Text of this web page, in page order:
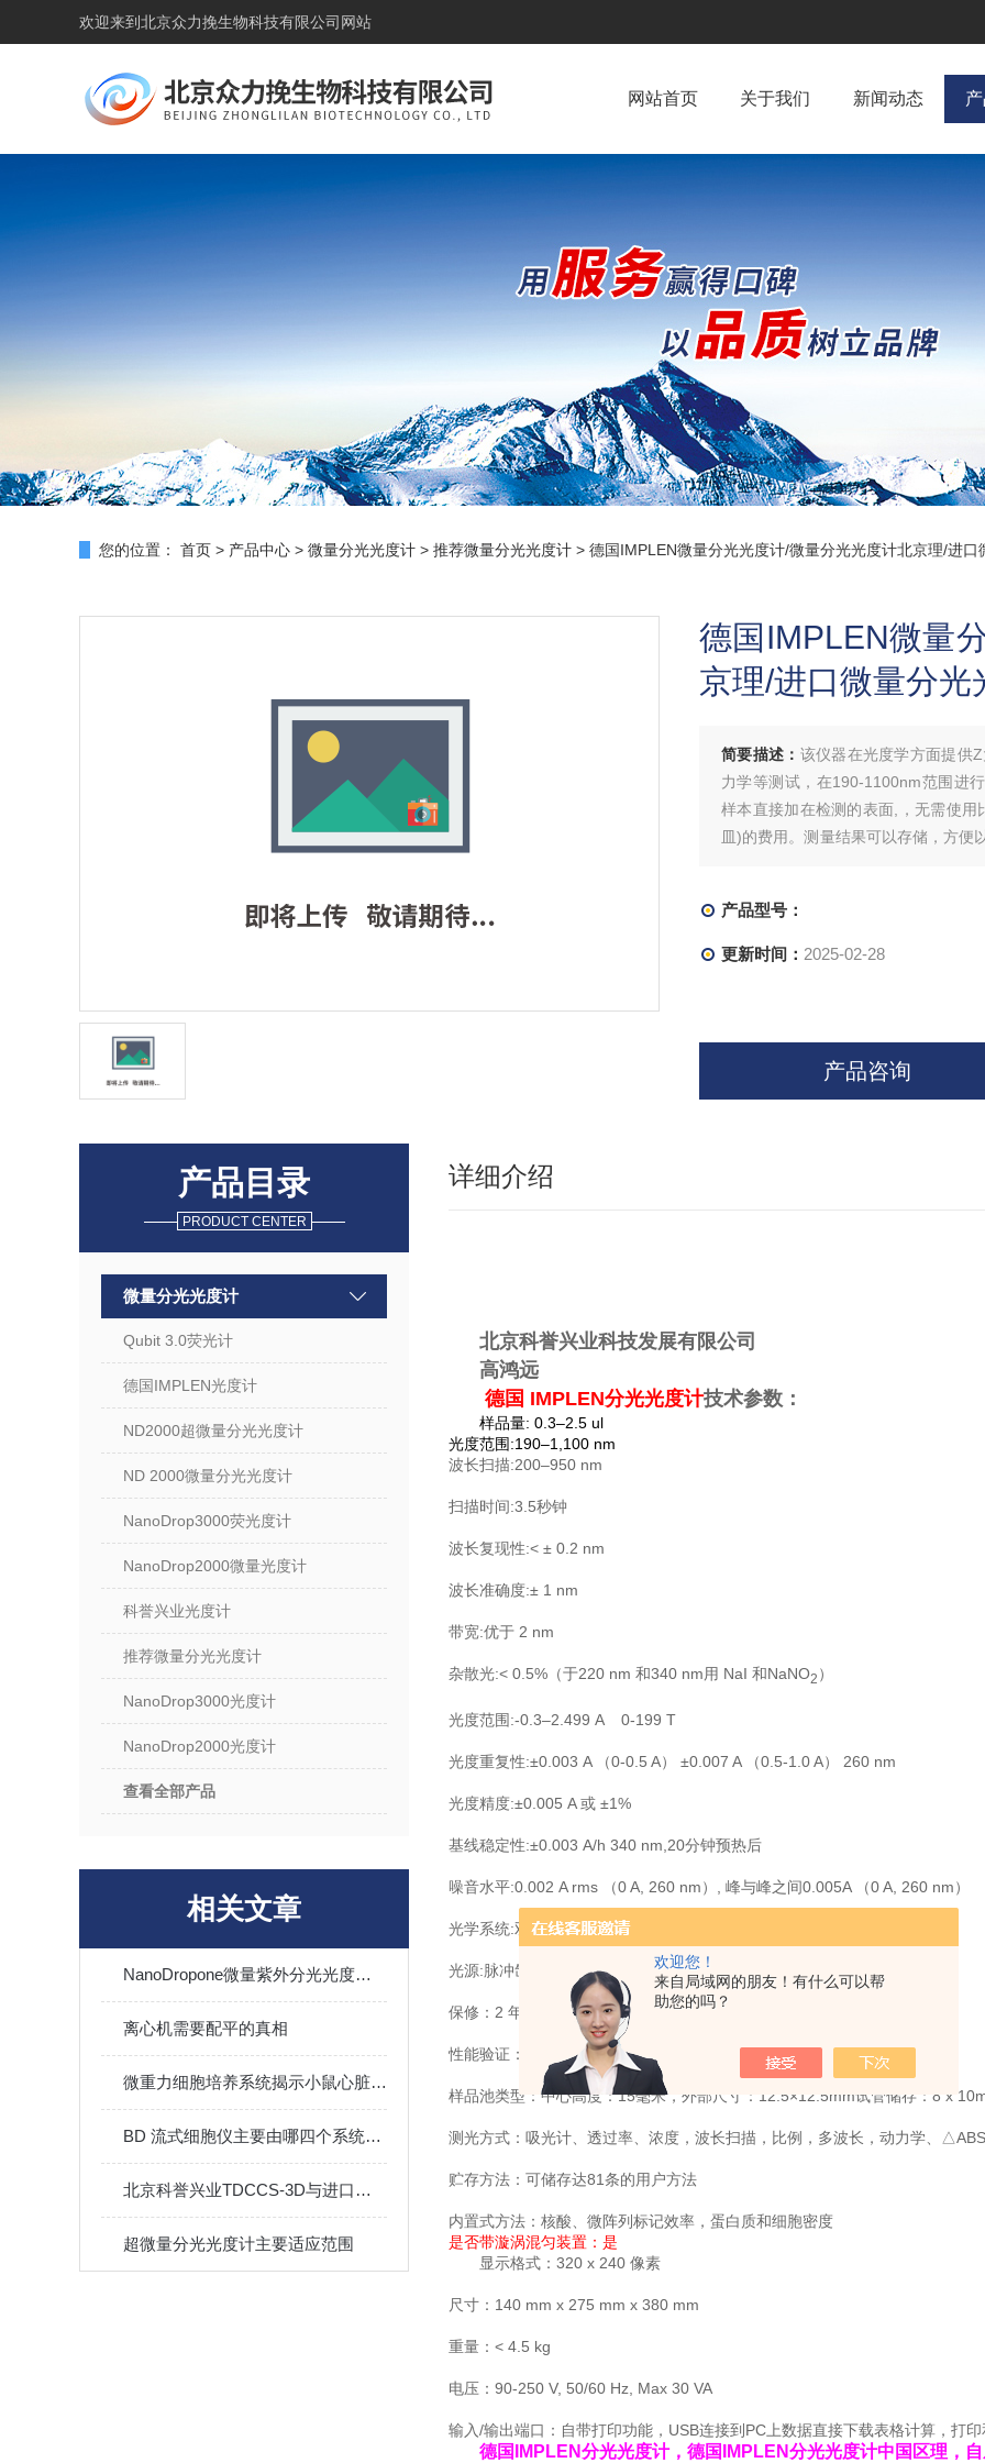
欢迎您！
来自局域网的朋友！有什么可以帮
助您的吗？
欢迎来到 北京众力挽生物科技有限公司网站
网站首页 关于我们 新闻动态
您的位置： 首页 > 产品中心 > 微量分光光度计 > 推荐微量分光光度计 > 德国IMPLEN微量分光光度计/微量分光光度计北京理/进口
德国IMPLEN微量
京理/进口微量分光
简要描述： 该仪器在光度学方面提供
力学等测试，在190-1100nm范围进
样本直接加在检测的表面,，无需使
皿)的费用。测量结果可以存储，方便
产品型号：
更新时间： 2025-02-28
产品咨询
产品目录
PRODUCT CENTER
微量分光光度计
Qubit 3.0荧光计
德国IMPLEN光度计
ND2000超微量分光光度计
ND 2000微量分光光度计
NanoDrop3000荧光度计
NanoDrop2000微量光度计
科誉兴业光度计
推荐微量分光光度计
NanoDrop3000光度计
NanoDrop2000光度计
查看全部产品
相关文章
NanoDropone微量紫外分光光度计的原理与应用
离心机需要配平的真相
微重力细胞培养系统揭示小鼠心脏在模拟失重下的微观病变机制
BD 流式细胞仪主要由哪四个系统组成？
北京科誉兴业TDCCS-3D与进口微重力培养系统对比
超微量分光光度计主要适应范围
详细介绍
北京科誉兴业科技发展有限公司
高鸿远
德国 IMPLEN分光光度计技术参数：
样品量: 0.3–2.5 ul
光度范围:190–1,100 nm
波长扫描:200–950 nm
扫描时间:3.5秒钟
波长复现性:< ± 0.2 nm
波长准确度:± 1 nm
带宽:优于 2 nm
杂散光:< 0.5%（于220 nm 和340 nm用 NaI 和NaNO2 ）
光度范围:-0.3–2.499 A 0-199 T
光度重复性:±0.003 A （0-0.5 A） ±0.007 A （0.5-1.0 A） 260 nm
光度精度:±0.005 A 或 ±1%
基线稳定性:±0.003 A/h 340 nm,20分钟预热后
噪音水平:0.002 A rms （0 A, 260 nm）, 峰与峰之间0.005A （0 A, 260 nm）
光学系统:双通道Czerny-Turner式光栅, 2048像素的CCD阵列，凹镜
光源:脉冲氙灯 寿命长达10年之久
保修：2 年
性能验证：开机时开启自动诊断
样品池类型：中心高度：15毫米，外部尺寸：12.5×12.5mm试管储存：8 x
测光方式：吸光计、透过率、浓度，波长扫描，比例，多波长，动力学、
贮存方法：可储存达81条的用户方法
内置式方法：核酸、微阵列标记效率，蛋白质和细胞密度
是否带漩涡混匀装置：是
显示格式：320 x 240 像素
尺寸：140 mm x 275 mm x 380 mm
重量：< 4.5 kg
电压：90-250 V, 50/60 Hz, Max 30 VA
输入/输出端口：自带打印功能，USB连接到PC上数据直接下载表格计算，打
德国IMPLEN分光光度计，德国IMPLEN分光光度计中国区理，